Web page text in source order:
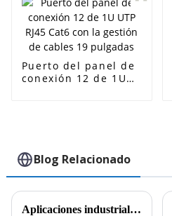
Puerto del panel de
conexión 12 de 1U
Blog Relacionado
Aplicaciones industriales de los cables CAT6A CAT7 y CAT8 y sus características técnicas